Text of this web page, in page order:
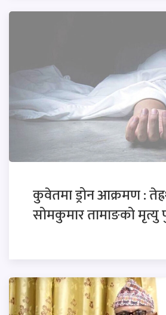
कुवेतमा ड्रोन आक्रमण :
सोमकुमार तामाङको मृत्यु